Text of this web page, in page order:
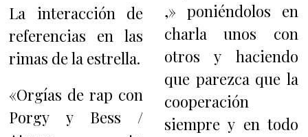
La interacción de
referencias en las
rimas de la estrella.
«Orgías de rap con
Porgy y Bess /
,» poniéndolos en
charla unos con
otros y haciendo
que parezca que la
cooperación
siempre y en todo